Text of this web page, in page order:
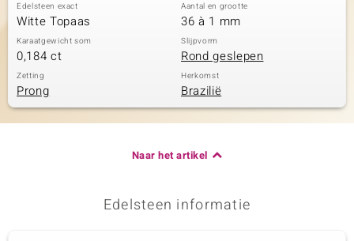
Edelsteen exact
Witte Topaas
Aantal en grootte
36 à 1 mm
Karaatgewicht som
0,184 ct
Slijpvorm
Rond geslepen
Zetting
Prong
Herkomst
Brazilië
Naar het artikel
Edelsteen informatie